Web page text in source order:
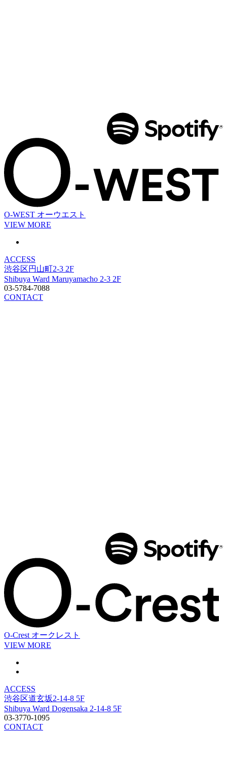
O-WEST オーウエスト
VIEW MORE
ACCESS
渋谷区円山町2-3 2F
Shibuya Ward Maruyamacho 2-3 2F
03-5784-7088
CONTACT
O-Crest オークレスト
VIEW MORE
ACCESS
渋谷区道玄坂2-14-8 5F
Shibuya Ward Dogensaka 2-14-8 5F
03-3770-1095
CONTACT